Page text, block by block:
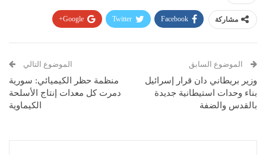
مشاركة Facebook
Twitter
Google+
البريد الإلكتروني
الموضوع السابق
وزير بريطاني دان قرار إسرائيل
بناء وحدات استيطانية جديدة
بالقدس والضفة
الموضوع التالي
منظمة حظر الكيميائي: سورية
دمرت كل معدات إنتاج الأسلحة
الكيماوية